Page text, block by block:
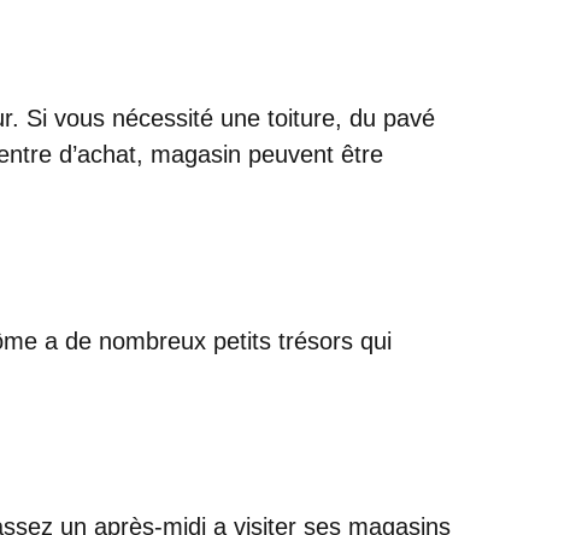
Si vous nécessité une toiture, du pavé
d’achat, magasin peuvent être
a de nombreux petits trésors qui
un après-midi a visiter ses magasins